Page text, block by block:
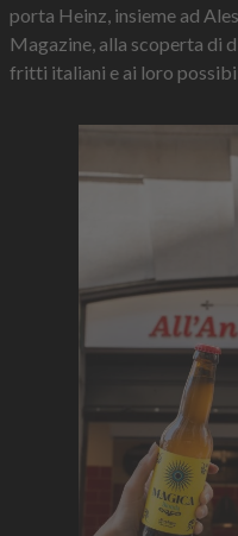
porta Heinz, insieme ad
Magazine, alla scoperta di
fritti italiani e ai loro